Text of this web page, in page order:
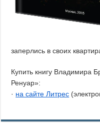
заперлись в своих
Купить книгу Владимира
Ренуар»:
· на сайте Литрес